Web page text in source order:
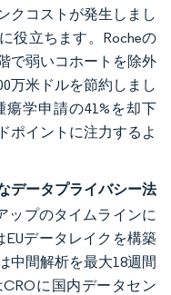
クコストが発生しまし
役立ちます。Rocheの
で弱いコホートを除外
万米ドルを節約しまし
瘍学申請の41%を却下
ポイントに注力するよ
データプライバシー法
ップのタイムラインに
データレイクを構築
中間解析を最大18週間
に国内データセン